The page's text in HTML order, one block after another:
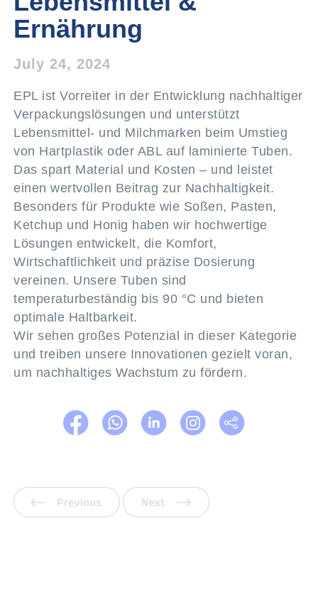
Ernährung
July 24, 2024
EPL ist Vorreiter in der Entwicklung nachhaltiger
Verpackungslösungen und unterstützt
Lebensmittel- und Milchmarken beim Umstieg
von Hartplastik oder ABL auf laminierte Tuben.
Das spart Material und Kosten – und leistet
einen wertvollen Beitrag zur Nachhaltigkeit.
Besonders für Produkte wie Soßen, Pasten,
Ketchup und Honig haben wir hochwertige
Lösungen entwickelt, die Komfort,
Wirtschaftlichkeit und präzise Dosierung
vereinen. Unsere Tuben sind
temperaturbeständig bis 90 °C und bieten
optimale Haltbarkeit.
Wir sehen großes Potenzial in dieser Kategorie
und treiben unsere Innovationen gezielt voran,
um nachhaltiges Wachstum zu fördern.
Vorherige